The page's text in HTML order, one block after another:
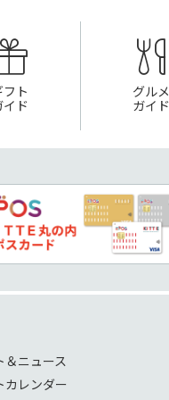
ト
ド
グルメ
ガイド
＆ニュース
カレンダー